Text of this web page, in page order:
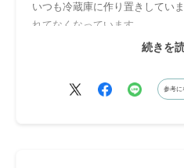
いつも冷蔵庫に作り置きしてい
れてなくなっています。
うちのデザートの定番です。
続きを
参考に